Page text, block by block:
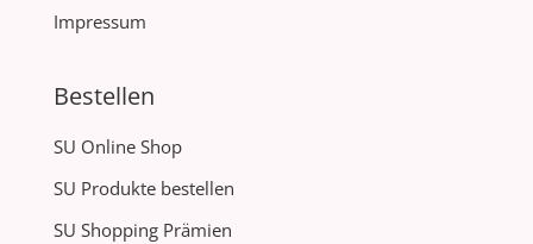
Impressum
Bestellen
SU Online Shop
SU Produkte bestellen
SU Shopping Prämien